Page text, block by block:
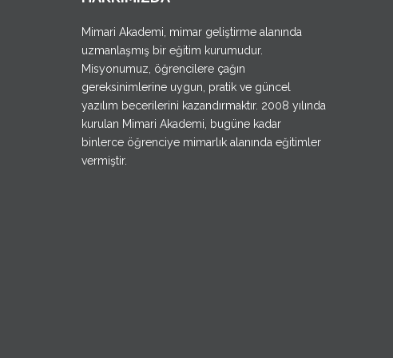
Mimari Akademi, mimar geliştirme alanında
uzmanlaşmış bir eğitim kurumudur.
Misyonumuz, öğrencilere çağın
gereksinimlerine uygun, pratik ve güncel
yazılım becerilerini kazandırmaktır. 2008 yılında
kurulan Mimari Akademi, bugüne kadar
binlerce öğrenciye mimarlık alanında eğitimler
vermiştir.